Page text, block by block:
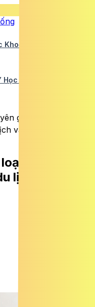
Khoẻ TV
Học Cổ Truyền
gia chỉ ra các loại
và nghỉ hè cho trẻ
vaccine
lịch và nghỉ